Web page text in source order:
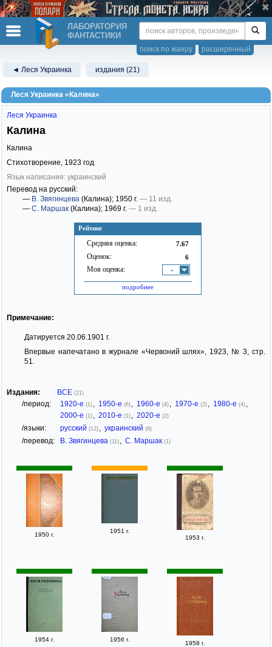
ЛАБОРАТОРИЯ
ФАНТАСТИКИ
расширенный
поиск по жанру
◄ Леся Украинка издания (21)
Леся Украинка «Калина»
Рейтинг
Средняя оценка: 7.67
Оценок: 6
Моя оценка: -
подробнее
Леся Украинка
Калина
Калина
Стихотворение, 1923 год
Язык написания: украинский
Перевод на русский:
— В. Звягинцева (Калина); 1950 г. — 11 изд.
— С. Маршак (Калина); 1969 г. — 1 изд.
Примечание:
Датируется 20.06.1901 г.
Впервые напечатано в журнале «Червоний шлях», 1923, № 3, стр.
51.
Издания: ВСЕ (21)
/период: 1920-е (1) 1950-е (6) 1960-е (4) 1970-е (2) 1980-е (4)
2000-е (1) 2010-е (1) 2020-е (2)
/языки: русский (12) украинский (9)
/перевод: В. Звягинцева (11) С. Маршак (1)
1950 г.
1951 г.
1953 г.
1954 г. 1956 г.
1958 г.